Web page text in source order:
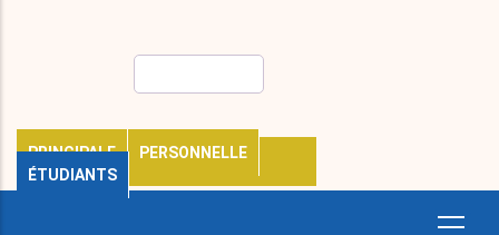
PRINCIPALE
PERSONNELLE
ÉTUDIANTS